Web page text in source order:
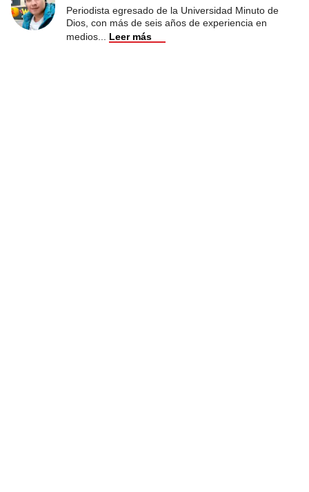
Periodista egresado de la Universidad Minuto de
Dios, con más de seis años de experiencia en
medios
Leer más